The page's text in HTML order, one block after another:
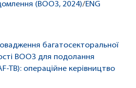
(ВООЗ, 2024)/ENG
багатосекторальної
ВООЗ для подолання
TB): операційне керівництво